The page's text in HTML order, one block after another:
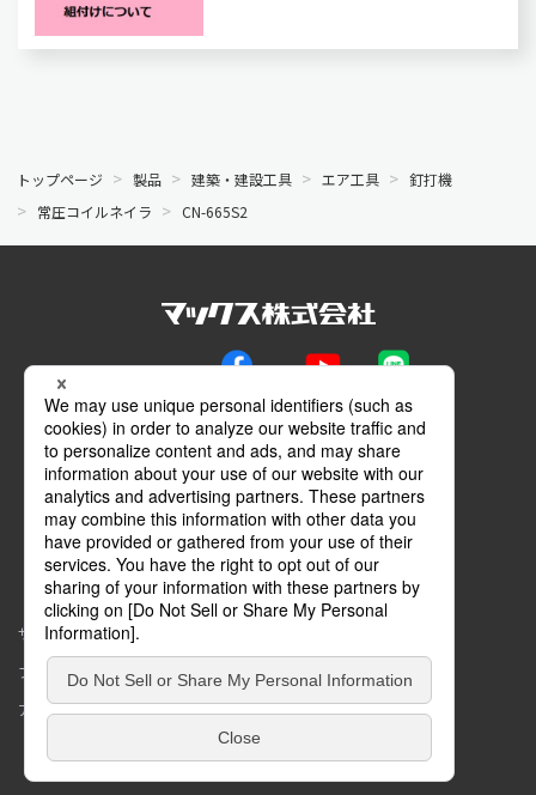
トップページ 製品 建築・建設工具 エア工具
釘打機
常圧コイルネイラ
CN-665S2
Facebook
YouTube LINE
メールマガジン
動画特設サイト
マイページ
サイトマップ
プライバシーポリシー
コミュニティガイドライン
アクセシビリティ